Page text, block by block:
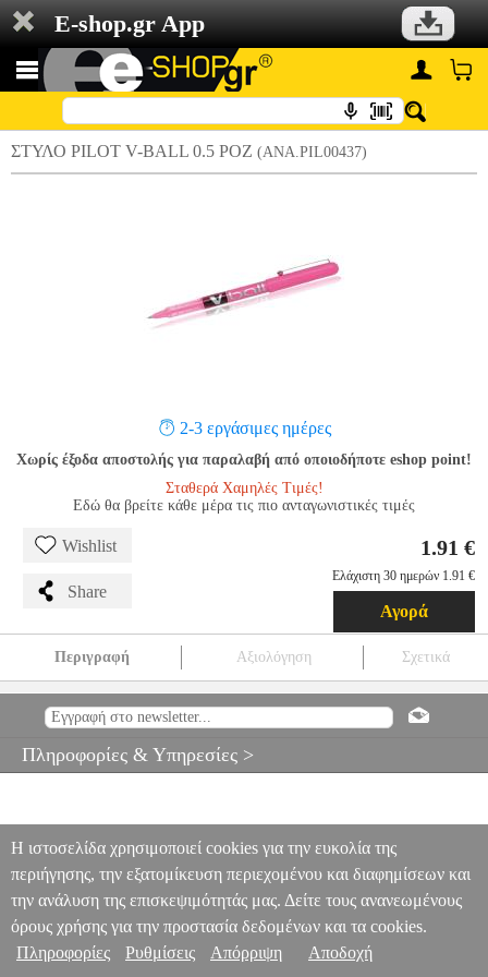
E-shop.gr App
ΣΤΥΛΟ PILOT V-BALL 0.5 ΡΟΖ (ANA.PIL00437)
2-3 εργάσιμες ημέρες
Χωρίς έξοδα αποστολής για παραλαβή από οποιοδήποτε eshop point!
Σταθερά Χαμηλές Τιμές!
Εδώ θα βρείτε κάθε μέρα τις πιο ανταγωνιστικές τιμές
Wishlist
Share
1.91 €
Ελάχιστη 30 ημερών 1.91 €
Αγορά
Περιγραφή Αξιολόγηση Σχετικά
PILOT PILOT ΣΤΥΛΟ ΣΤΥΛΟ PILOT V-BALL 0.5 ΡΟΖ
Πληροφορίες & Υπηρεσίες >
Η ιστοσελίδα χρησιμοποιεί cookies για την ευκολία της
περιήγησης, την εξατομίκευση περιεχομένου και διαφημίσεων και
την ανάλυση της επισκεψιμότητάς μας. Δείτε τους ανανεωμένους
όρους χρήσης για την προστασία δεδομένων και τα cookies.
Πληροφορίες
Ρυθμίσεις Απόρριψη Αποδοχή